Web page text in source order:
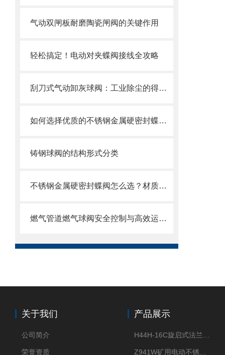
气动双闸板耐磨陶瓷闸阀的关键作用
轻松搞定！电动对夹蝶阀接线全攻略
刮刀式气动卸灰球阀：工业除尘的得力助手
如何选择优质的不锈钢金属硬密封蝶阀？
铸钢球阀的结构形式分类
不锈钢金属硬密封蝶阀怎么选？材质、压力、温度一文搞定选购指南
燃气管道燃气球阀安全控制与高效运行的“核心开关”
关于我们
公司简介
荣誉资质
产品展示